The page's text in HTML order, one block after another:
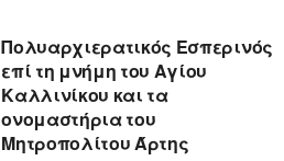
Πολυαρχιερατικός Εσπερινός
επί τη μνήμη του Αγίου
Καλλινίκου και τα
ονομαστήρια του
Μητροπολίτου Άρτης